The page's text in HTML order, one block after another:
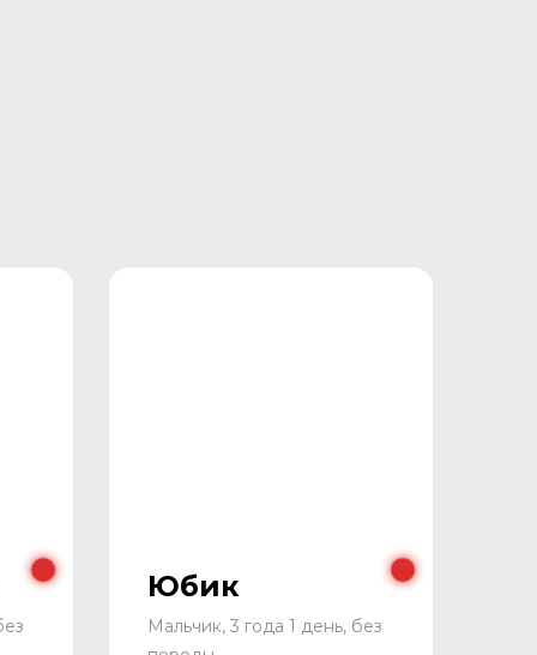
Юбик
Мальчик, 3 года 1 день, без